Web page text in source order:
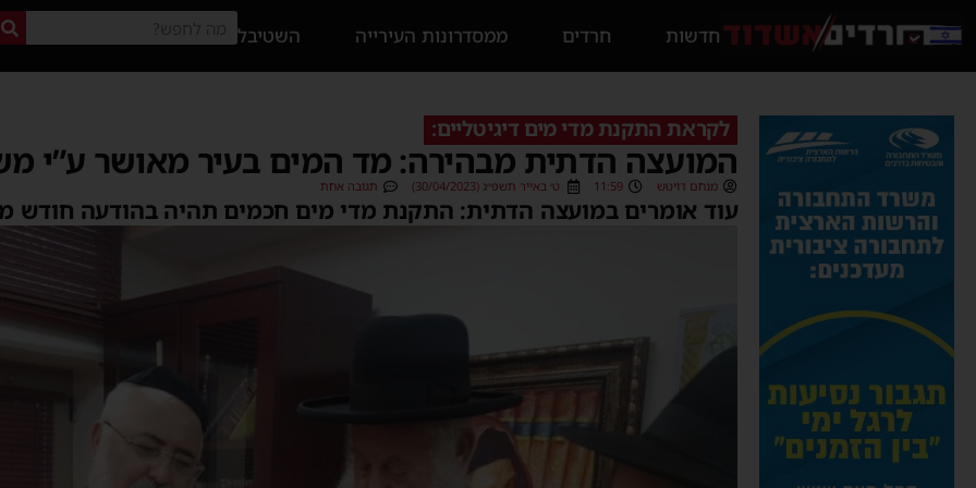
חדשות חרדים ממסדרונות העירייה השטיבל
לקראת התקנת מדי מים דיגיטליים:
המועצה הדתית מבהירה: מד המים בעיר מאושר ע”י
מנחם דויטש 11:59 ט׳ באייר תשפ״ג (30/04/2023) תגובה אחת
עוד אומרים במועצה הדתית: התקנת מדי מים חכמים תהיה בהודעה חודש